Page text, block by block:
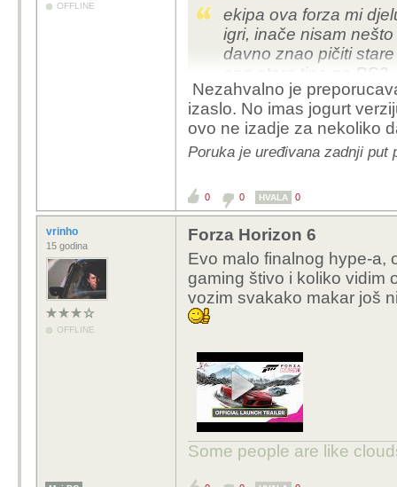
OFFLINE
ekipa ova forza mi
igri, inače nisam
davno znao pičiti
ono stare tipa na PS2
dosta mi zanimljivo
kroz Japan i
preporučili ovo?
Nezahvalno je
izaslo. No imas jogurt
ovo ne izadje za nekoliko
Poruka je uređivana zadnji put
0 0 HVALA 0
vrinho
15 godina
OFFLINE
Forza Horizon 6
Evo malo finalnog hype-a,
gaming štivo i koliko vidim
vozim svakako makar još
Some people are like